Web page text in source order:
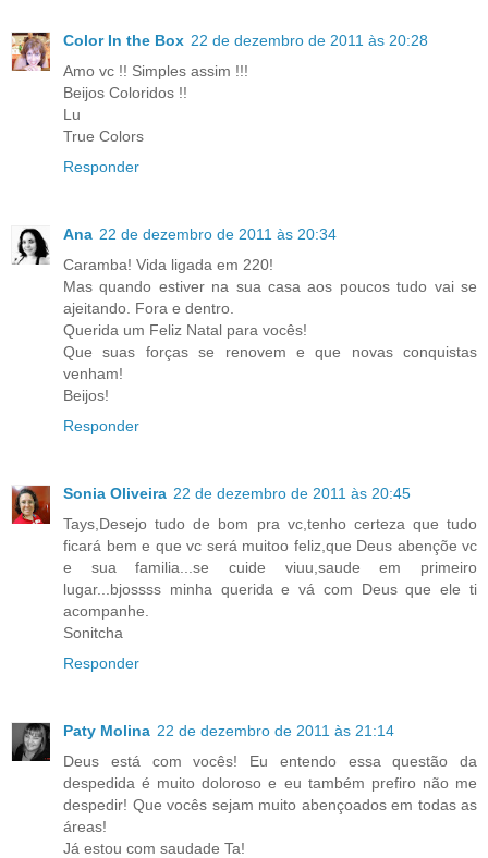
Color In the Box 22 de dezembro de 2011 às 20:28
Amo vc !! Simples assim !!!
Beijos Coloridos !!
Lu
True Colors
Responder
Ana 22 de dezembro de 2011 às 20:34
Caramba! Vida ligada em 220!
Mas quando estiver na sua casa aos poucos tudo vai se
ajeitando. Fora e dentro.
Querida um Feliz Natal para vocês!
Que suas forças se renovem e que novas conquistas
venham!
Beijos!
Responder
Sonia Oliveira 22 de dezembro de 2011 às 20:45
Tays,Desejo tudo de bom pra vc,tenho certeza que tudo
ficará bem e que vc será muitoo feliz,que Deus abençõe vc
e sua familia...se cuide viuu,saude em primeiro
lugar...bjossss minha querida e vá com Deus que ele ti
acompanhe.
Sonitcha
Responder
Paty Molina 22 de dezembro de 2011 às 21:14
Deus está com vocês! Eu entendo essa questão da
despedida é muito doloroso e eu também prefiro não me
despedir! Que vocês sejam muito abençoados em todas as
áreas!
Já estou com saudade Ta!